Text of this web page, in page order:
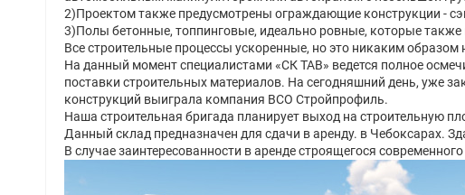
2)Проектом также предусмотрены ограждающие конструкции -
3)Полы бетонные, топпинговые, идеально ровные, которые
Все строительные процессы ускоренные, но это никаким образом
На данный момент специалистами «СК ТАВ» ведется полное
поставки строительных материалов. На сегодняшний день, уже
конструкций выиграла компания ВСО Стройпрофиль.
Наша строительная бригада планирует выход на строительную
Данный склад предназначен для сдачи в аренду. в Чебоксарах.
В случае заинтересованности в аренде строящегося